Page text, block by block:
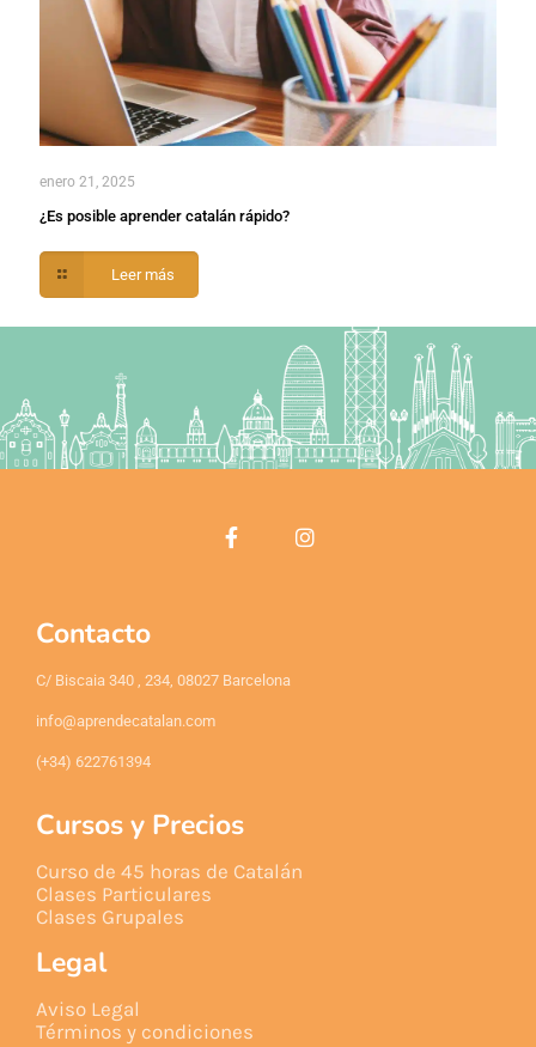
enero 21, 2025
¿Es posible aprender catalán rápido?
Leer más
Contacto
C/ Biscaia 340 , 234, 08027 Barcelona
info@aprendecatalan.com
(+34) 622761394
Cursos y Precios
Curso de 45 horas de Catalán
Clases Particulares
Clases Grupales
Legal
Aviso Legal
Términos y condiciones